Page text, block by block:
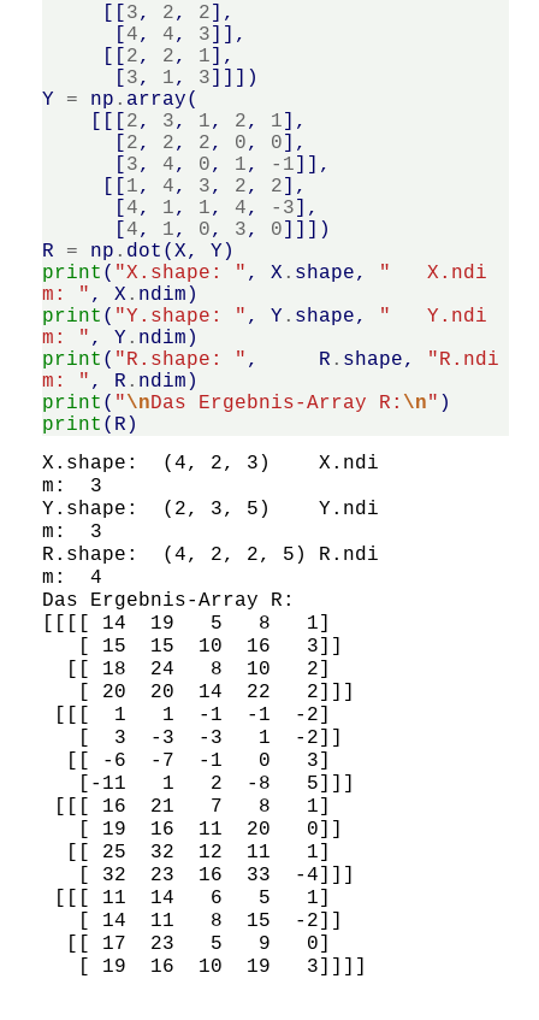
3, 2, 2 ],
[4, 4, 3 ]],
2, 2, 1 ],
3, 1, 3 ]]])
Y
= np . array(
2, 3, 1, 2, 1 ],
2, 2, 2, 0, 0 ],
3, 4, 0, 1, - 1 ]],
1, 4, 3, 2, 2 ],
[4, 1, 1, 4, - 3 ],
[4, 1, 0, 3, 0 ]]])
R
= np . dot (X, Y )
print ( "X.shape: " , X . shape,
"   X.ndi
m: " , X . ndim )
print ( "Y.shape: " , Y . shape,
"   Y.ndi
m: " , Y . ndim )
print ( "R.shape: " , R . shape,
"R.ndi
m: " , R . ndim )
print ( "\nDas Ergebnis-Array R: \n" )
print ( R )
X.shape:  (4, 2, 3)    X.ndi
m:  3
Y.shape:  (2, 3, 5)    Y.ndi
m:  3
R.shape:  (4, 2, 2, 5) R.ndi
m:  4
Das Ergebnis-Array R:
[[[[ 14  19   5   8   1]